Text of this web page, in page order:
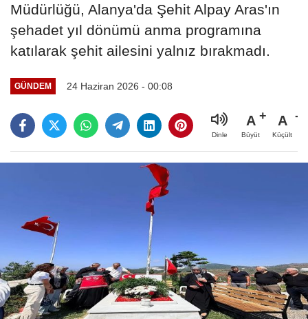
Müdürlüğü, Alanya'da Şehit Alpay Aras'ın
şehadet yıl dönümü anma programına
katılarak şehit ailesini yalnız bırakmadı.
GÜNDEM 24 Haziran 2026 - 00:08
Dinle
A
Büyüt
A
Küçült